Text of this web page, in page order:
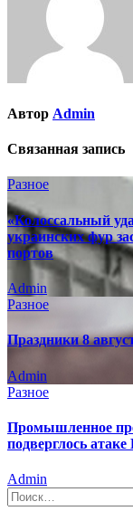
Автор Admin
Связанная запись
Разное
«Колоссальный
украинских фур
портов
Admin
Разное
Праздники 8
Admin
Разное
Промышленное
подверглось
Admin
Найти: